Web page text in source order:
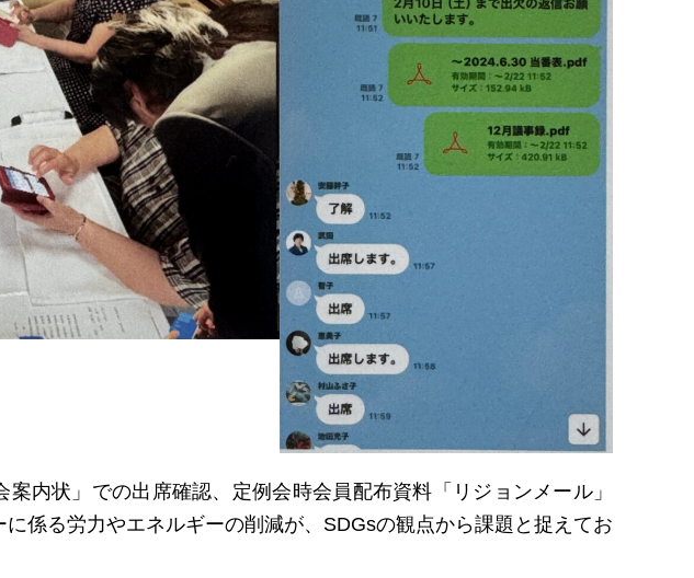
内状」での出席確認、定例会時会員配布資料「リジョンメール」
係る労力やエネルギーの削減が、SDGsの観点から課題と捉えてお